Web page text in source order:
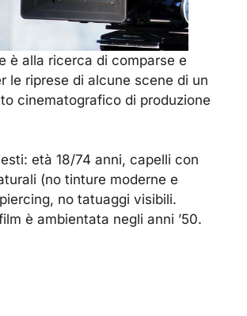
è alla ricerca di comparse e
le riprese di alcune scene di un
cinematografico di produzione
età 18/74 anni, capelli con
(no tinture moderne e
no tatuaggi visibili.
è ambientata negli anni ’50.